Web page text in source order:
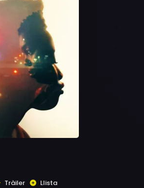
Tràiler Llista